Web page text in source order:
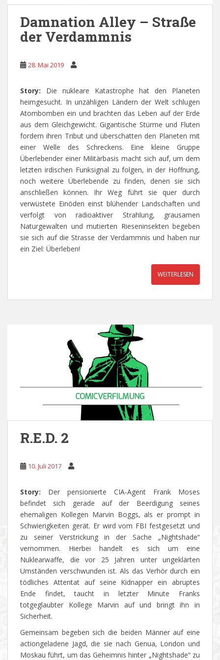
Damnation Alley – Straße
der Verdammnis
28. Mai 2019
Story: Die nukleare Katastrophe hat den Planeten
heimgesucht. In unzähligen Ländern der Welt schlugen
Atombomben ein und brachten das Leben auf der Erde
aus dem Gleichgewicht. Gigantische Stürme und Fluten
fordern ihren Tribut und überschatten den Planeten mit
einer Welle des Schreckens. Eine kleine Gruppe
Überlebender einer Militärbasis macht sich auf, um dem
letzten irdischen Funksignal zu folgen, in der Hoffnung,
noch weitere Überlebende zu finden, denen sie sich
anschließen können. Ihr Weg führt sie quer durch
verwüstete Einöden einst blühender Landschaften und
verfolgt von radioaktiver Strahlung, grausamen
Naturgewalten und mutierten Rieseninsekten begeben
sie sich auf die Strasse der Verdammnis und haben nur
ein Ziel: Überleben!
WEITERLESEN
R.E.D. 2
10. Juli 2017
Story: Der pensionierte CIA-Agent Frank Moses
befindet sich gerade auf der Beerdigung seines
ehemaligen Kollegen Marvin Boggs, als er prompt in
Schwierigkeiten gerät. Er wird vom FBI festgesetzt und
zu seiner Verstrickung in der Sache „Nightshade“
vernommen. Hierbei handelt es sich um eine
Nuklearwaffe, die vor 25 Jahren unter ungeklärten
Umständen verschwunden ist. Als das Verhör durch ein
tödliches Attentat auf seine Kidnapper ein abruptes
Ende findet, taucht in letzter Minute Franks
totgeglaubter Kollege Marvin auf und bringt ihn in
Sicherheit.
Gemeinsam begeben sich die beiden Männer auf eine
actiongeladene Jagd, die sie nach Genua, London und
Moskau führt, um das Geheimnis hinter „Nightshade“ zu